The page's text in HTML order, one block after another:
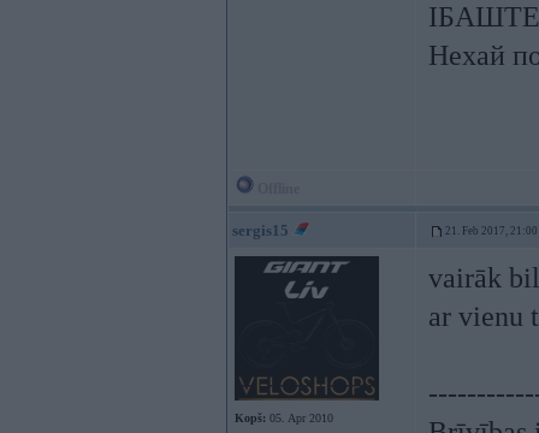
Нехай
sergis15 21. Feb 2017, 21:00
Kopš: 05. Apr 2010
vairāk
ar vienu